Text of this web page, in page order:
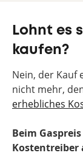
Lohnt es
kaufen?
Nein, der Kauf
nicht mehr,
erhebliches
Beim
Kostentreiber